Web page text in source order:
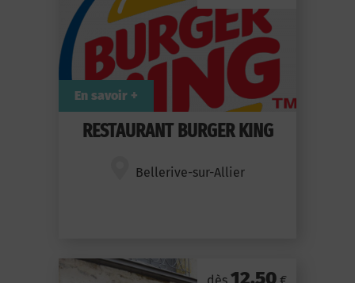
RESTAURANT BURGER KING
Bellerive-sur-Allier
En savoir +
12,50